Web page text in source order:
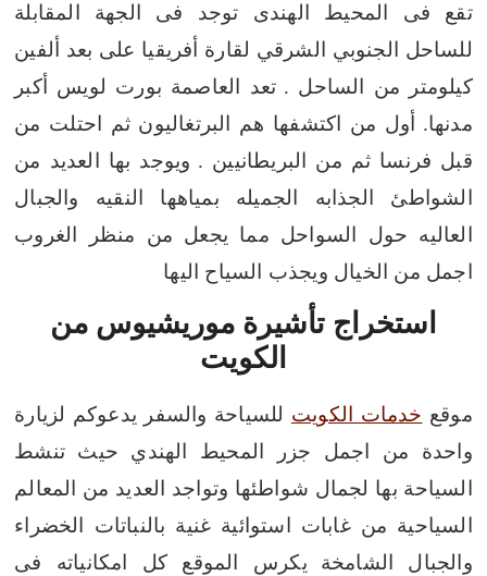
تقع فى المحيط الهندى توجد فى الجهة المقابلة
للساحل الجنوبي الشرقي لقارة أفريقيا على بعد ألفين
كيلومتر من الساحل . تعد العاصمة بورت لويس أكبر
مدنها.
أول من اكتشفها هم البرتغاليون ثم احتلت من
قبل فرنسا ثم من البريطانيين . ويوجد بها العديد من
الشواطئ الجذابه الجميله بمياهها النقيه والجبال
العاليه حول السواحل مما يجعل من منظر الغروب
اجمل من الخيال ويجذب السياح اليها
استخراج تأشيرة موريشيوس من
الكويت
موقع خدمات الكويت للسياحة والسفر يدعوكم لزيارة
واحدة من اجمل جزر المحيط الهندي حيث تنشط
السياحة بها لجمال شواطئها وتواجد العديد من المعالم
السياحية من غابات استوائية غنية بالنباتات الخضراء
والجبال الشامخة
يكرس الموقع كل امكانياته فى